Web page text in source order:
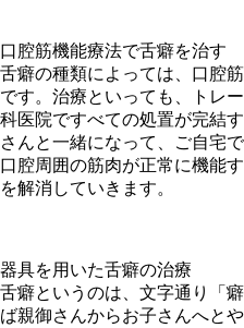
口腔筋機能療法で舌癖を治す
舌癖の種類によっては、口腔
です。治療といっても、トレ
科医院ですべての処置が完結
さんと一緒になって、ご自宅
口腔周囲の筋肉が正常に機能
を解消していきます。
器具を用いた舌癖の治療
舌癖というのは、文字通り「
ば親御さんからお子さんへと